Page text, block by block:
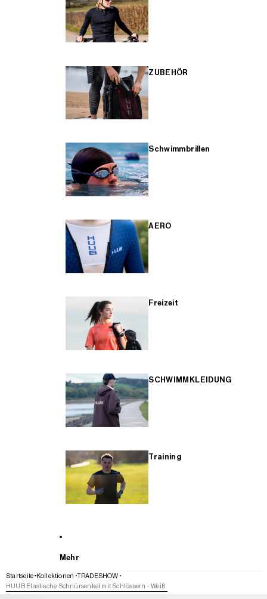
ZUBEHÖR
Schwimmbrillen
AERO
Freizeit
SCHWIMMKLEIDUNG
Training
Mehr
Startseite Kollektionen TRADESHOW
HUUB Elastische Schnürsenkel mit Schlössern - Weiß
WEITER ZU DEN PRODUKTINFORMATIONEN